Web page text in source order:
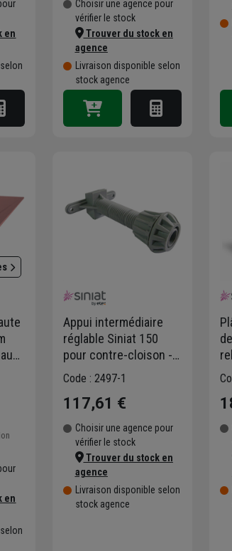
en
Choisir une agence pour
vérifier le stock
Trouver du stock en
agence
Livraison disponible selon
stock agence
x
en
Appui intermédiaire
réglable Siniat 150
pour contre-cloison -
longueur 65 à 150 mm
Code : 2497-1
117,61 €
Choisir une agence pour
vérifier le stock
Trouver du stock en
agence
Livraison disponible selon
stock agence